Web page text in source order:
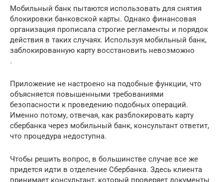
Мобильный банк пытаются использовать для снятия
блокировки банковской карты. Однако финансовая
организация прописала строгие регламенты и порядок
действия в таких случаях. Используя мобильный банк,
заблокированную карту восстановить невозможно
.
Приложение не настроено на подобные функции, что
объясняется повышенными требованиями
безопасности к проведению подобных операций.
Именно потому, отвечая, как разблокировать карту
сбербанка через мобильный банк, консультант ответит,
что процедура недоступна.
Чтобы решить вопрос, в большинстве случае все же
придется идти в отделение Сбербанка. Здесь клиента
принимает консультант, который проверяет документы